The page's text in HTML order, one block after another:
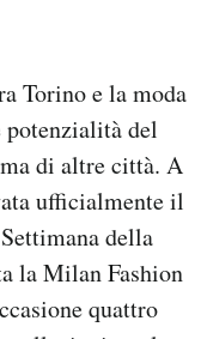
Torino e la moda
potenzialità del
di altre città. A
ufficialmente il
della
la Milan Fashion
quattro